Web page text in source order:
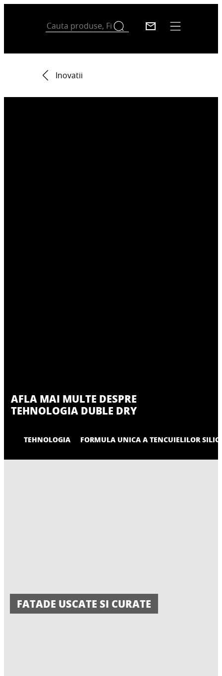
Inovatii
AFLA MAI MULTE DESPRE
TEHNOLOGIA DUBLE DRY
TEHNOLOGIA FORMULA UNICA A TENCUIELILOR
FATADE USCATE SI CURATE